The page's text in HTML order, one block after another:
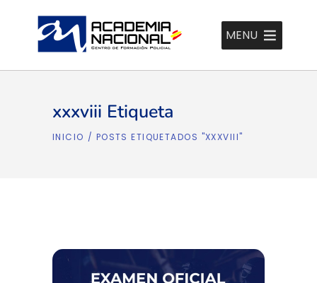
MENU
xxxviii Etiqueta
INICIO / POSTS ETIQUETADOS "XXXVIII"